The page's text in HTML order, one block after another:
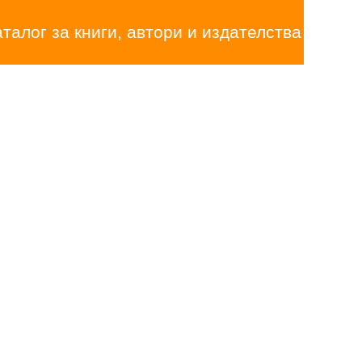
за книги, автори и издателства